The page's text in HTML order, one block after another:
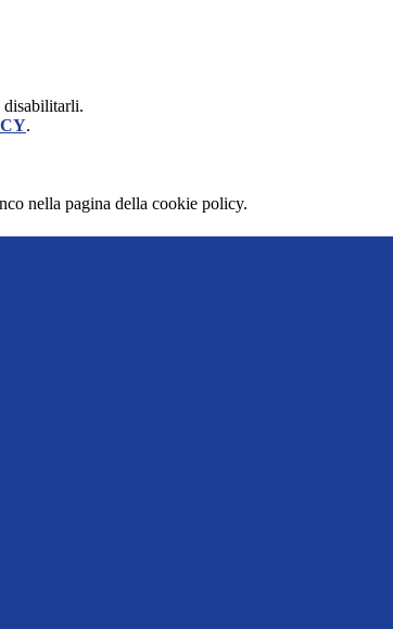
disabilitarli.
.
nella pagina della cookie policy.